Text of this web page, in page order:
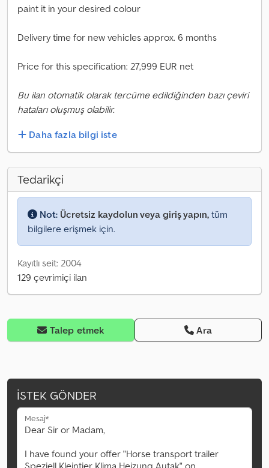
paint it in your desired colour
Delivery time for new vehicles approx. 6 months
Price for this specification: 27,999 EUR net
Bu ilan otomatik olarak tercüme edildiğinden bazı çeviri
hataları oluşmuş olabilir.
Daha fazla bilgi iste
Tedarikçi
Not: Ücretsiz kaydolun veya giriş yapın, tüm
bilgilere erişmek için.
Kayıtlı seit: 2004
129 çevrimiçi ilan
Talep etmek Ara
İSTEK GÖNDER
Mesaj*